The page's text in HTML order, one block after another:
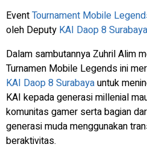
EventTournament Mobile
oleh Deputy KAI Daop 8 Surabaya
Dalam sambutannya Zuhril Alim
Turnamen Mobile Legends ini
KAI Daop 8 Surabayauntuk
KAI kepada generasi millenial
komunitas gamer serta bagian
generasi muda menggunakan
beraktivitas.